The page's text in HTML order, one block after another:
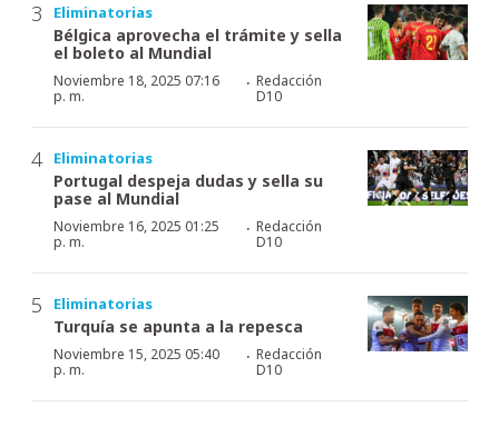
Eliminatorias
Bélgica aprovecha el trámite y sella
el boleto al Mundial
Noviembre 18, 2025 07:16
p. m.
·Redacción
D10
Eliminatorias
Portugal despeja dudas y sella su
pase al Mundial
Noviembre 16, 2025 01:25
p. m.
·Redacción
D10
Eliminatorias
Turquía se apunta a la repesca
Noviembre 15, 2025 05:40
p. m.
·Redacción
D10